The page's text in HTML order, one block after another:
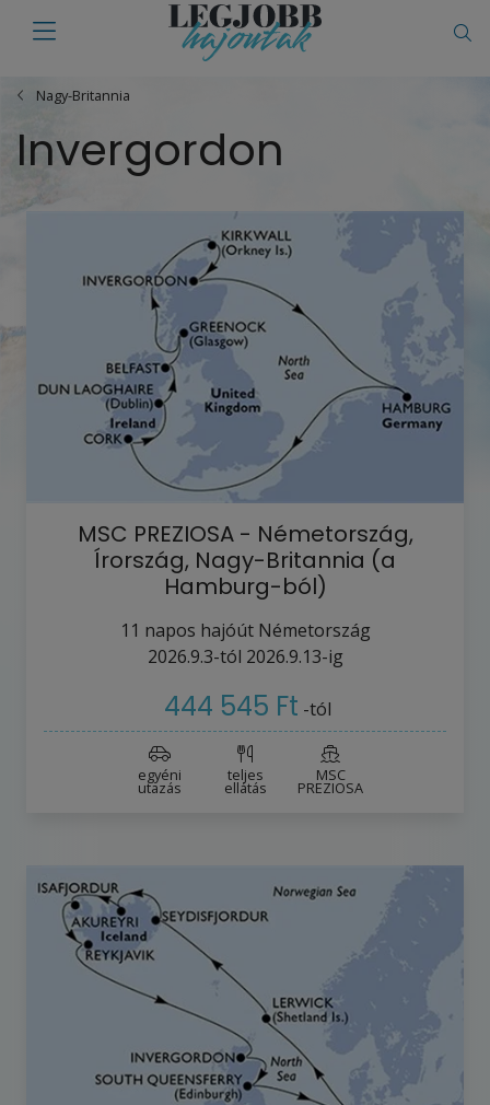
Nagy-Britannia
Invergordon
MSC PREZIOSA - Németország,
Írország, Nagy-Britannia (a
Hamburg-ból)
11 napos hajóút Németország
2026.9.3-tól 2026.9.13-ig
444 545 Ft -tól
egyéni
utazás
teljes
ellátás
MSC
PREZIOSA